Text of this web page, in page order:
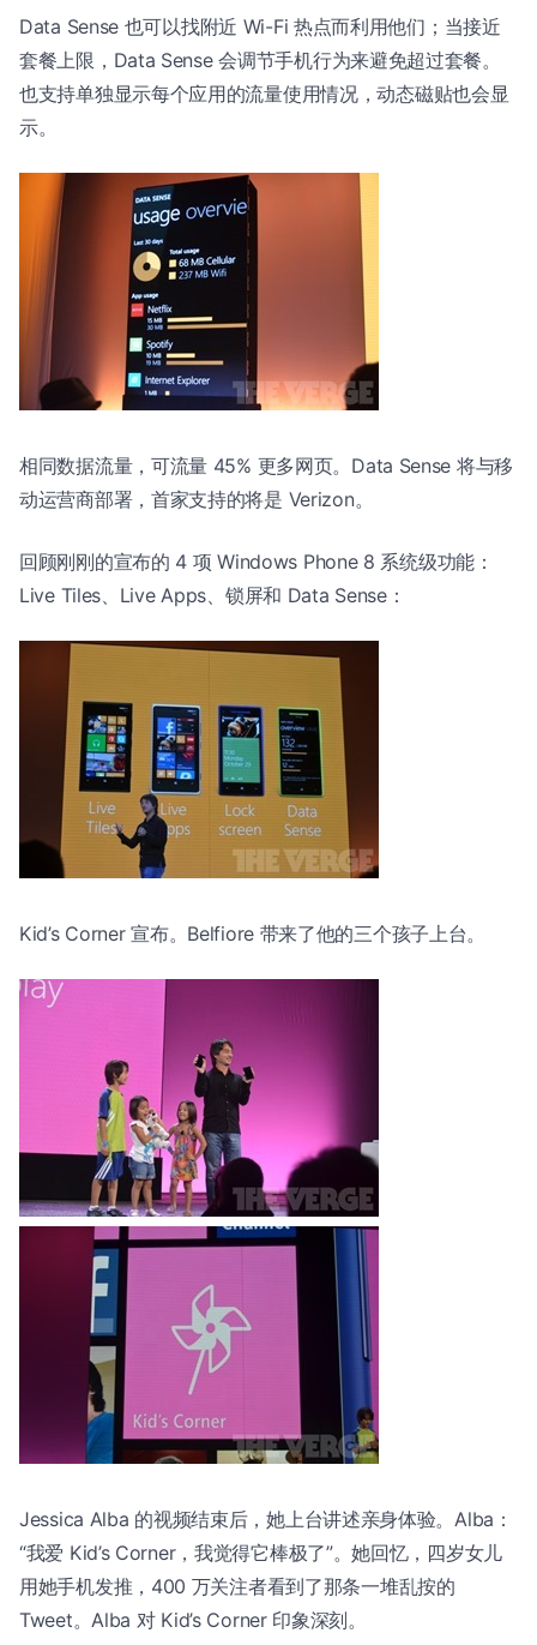
Data Sense 也可以找附近 Wi-Fi 热点而利用他们；当接近
套餐上限，Data Sense 会调节手机行为来避免超过套餐。
也支持单独显示每个应用的流量使用情况，动态磁贴也会显
示。
相同数据流量，可流量 45% 更多网页。Data Sense 将与移
动运营商部署，首家支持的将是 Verizon。
回顾刚刚的宣布的 4 项 Windows Phone 8 系统级功能：
Live Tiles、Live Apps、锁屏和 Data Sense：
Kid’s Corner 宣布。Belfiore 带来了他的三个孩子上台。
Jessica Alba 的视频结束后，她上台讲述亲身体验。Alba：
“我爱 Kid’s Corner，我觉得它棒极了”。她回忆，四岁女儿
用她手机发推，400 万关注者看到了那条一堆乱按的
Tweet。Alba 对 Kid’s Corner 印象深刻。